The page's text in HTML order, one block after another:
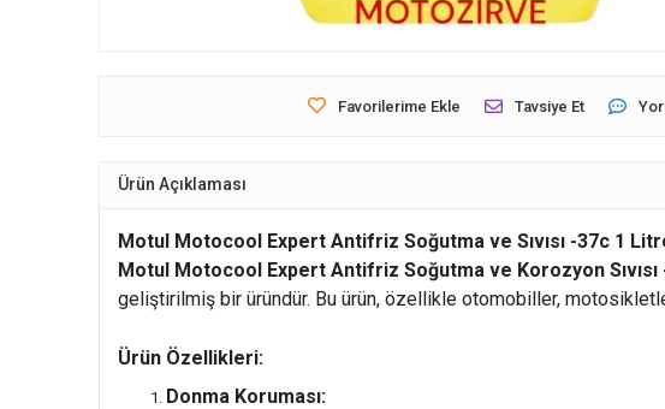
Favorilerime Ekle Tavsiye Et
Ürün Açıklaması
Motul Motocool Expert Antifriz Soğutma ve Sıvısı -37c 1
Motul Motocool Expert Antifriz Soğutma ve Korozyon
geliştirilmiş bir üründür. Bu ürün, özellikle otomobiller,
Ürün Özellikleri:
Donma Koruması: